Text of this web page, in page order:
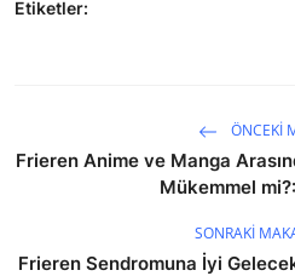
Etiketler:
ÖNCEKI
Frieren Anime ve Manga
Mükemmel
SONRAKI
Frieren Sendromuna İyi